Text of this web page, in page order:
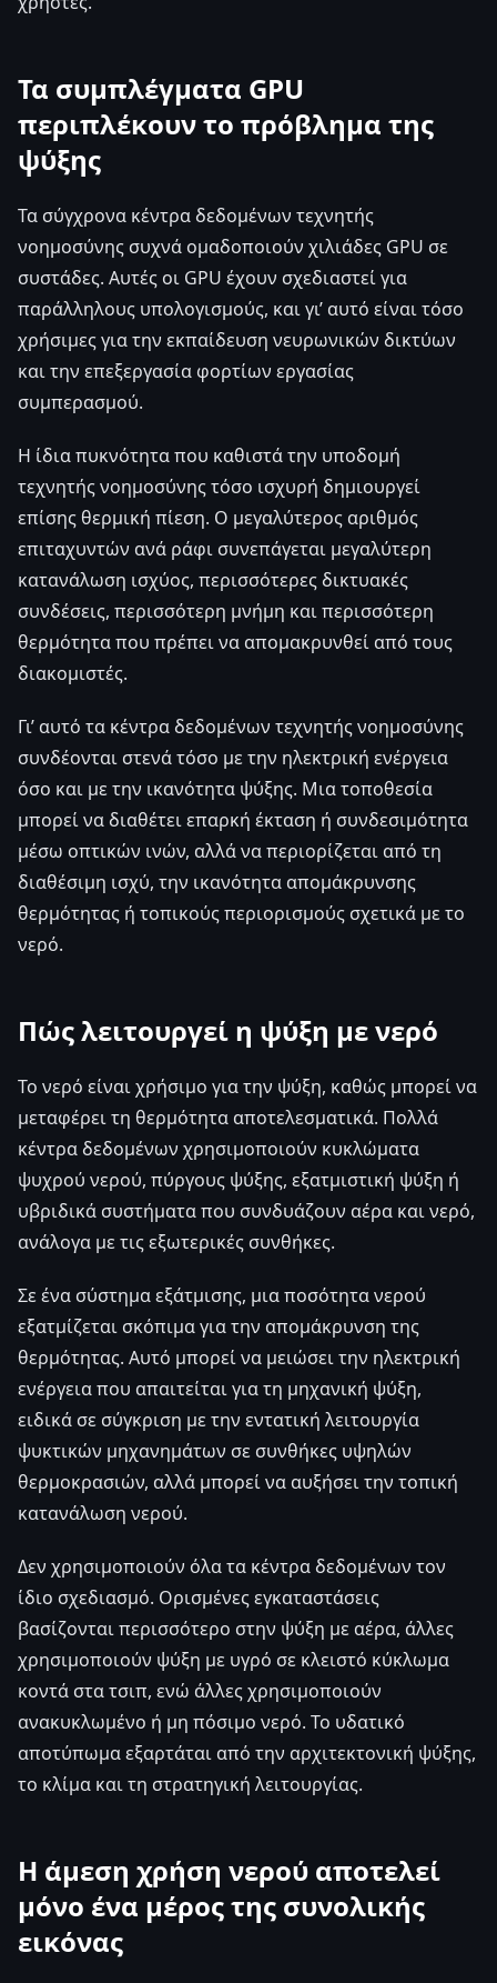
Τα συμπλέγματα GPU
περιπλέκουν το πρόβλημα της
ψύξης
Τα σύγχρονα κέντρα δεδομένων τεχνητής
νοημοσύνης συχνά ομαδοποιούν χιλιάδες GPU σε
συστάδες. Αυτές οι GPU έχουν σχεδιαστεί για
παράλληλους υπολογισμούς, και γι’ αυτό είναι τόσο
χρήσιμες για την εκπαίδευση νευρωνικών δικτύων
και την επεξεργασία φορτίων εργασίας
συμπερασμού.
Η ίδια πυκνότητα που καθιστά την υποδομή
τεχνητής νοημοσύνης τόσο ισχυρή δημιουργεί
επίσης θερμική πίεση. Ο μεγαλύτερος αριθμός
επιταχυντών ανά ράφι συνεπάγεται μεγαλύτερη
κατανάλωση ισχύος, περισσότερες δικτυακές
συνδέσεις, περισσότερη μνήμη και περισσότερη
θερμότητα που πρέπει να απομακρυνθεί από τους
διακομιστές.
Γι’ αυτό τα κέντρα δεδομένων τεχνητής νοημοσύνης
συνδέονται στενά τόσο με την ηλεκτρική ενέργεια
όσο και με την ικανότητα ψύξης. Μια τοποθεσία
μπορεί να διαθέτει επαρκή έκταση ή συνδεσιμότητα
μέσω οπτικών ινών, αλλά να περιορίζεται από τη
διαθέσιμη ισχύ, την ικανότητα απομάκρυνσης
θερμότητας ή τοπικούς περιορισμούς σχετικά με το
νερό.
Πώς λειτουργεί η ψύξη με νερό
Το νερό είναι χρήσιμο για την ψύξη, καθώς μπορεί να
μεταφέρει τη θερμότητα αποτελεσματικά. Πολλά
κέντρα δεδομένων χρησιμοποιούν κυκλώματα
ψυχρού νερού, πύργους ψύξης, εξατμιστική ψύξη ή
υβριδικά συστήματα που συνδυάζουν αέρα και νερό,
ανάλογα με τις εξωτερικές συνθήκες.
Σε ένα σύστημα εξάτμισης, μια ποσότητα νερού
εξατμίζεται σκόπιμα για την απομάκρυνση της
θερμότητας. Αυτό μπορεί να μειώσει την ηλεκτρική
ενέργεια που απαιτείται για τη μηχανική ψύξη,
ειδικά σε σύγκριση με την εντατική λειτουργία
ψυκτικών μηχανημάτων σε συνθήκες υψηλών
θερμοκρασιών, αλλά μπορεί να αυξήσει την τοπική
κατανάλωση νερού.
Δεν χρησιμοποιούν όλα τα κέντρα δεδομένων τον
ίδιο σχεδιασμό. Ορισμένες εγκαταστάσεις
βασίζονται περισσότερο στην ψύξη με αέρα, άλλες
χρησιμοποιούν ψύξη με υγρό σε κλειστό κύκλωμα
κοντά στα τσιπ, ενώ άλλες χρησιμοποιούν
ανακυκλωμένο ή μη πόσιμο νερό. Το υδατικό
αποτύπωμα εξαρτάται από την αρχιτεκτονική ψύξης,
το κλίμα και τη στρατηγική λειτουργίας.
Η άμεση χρήση νερού αποτελεί
μόνο ένα μέρος της συνολικής
εικόνας